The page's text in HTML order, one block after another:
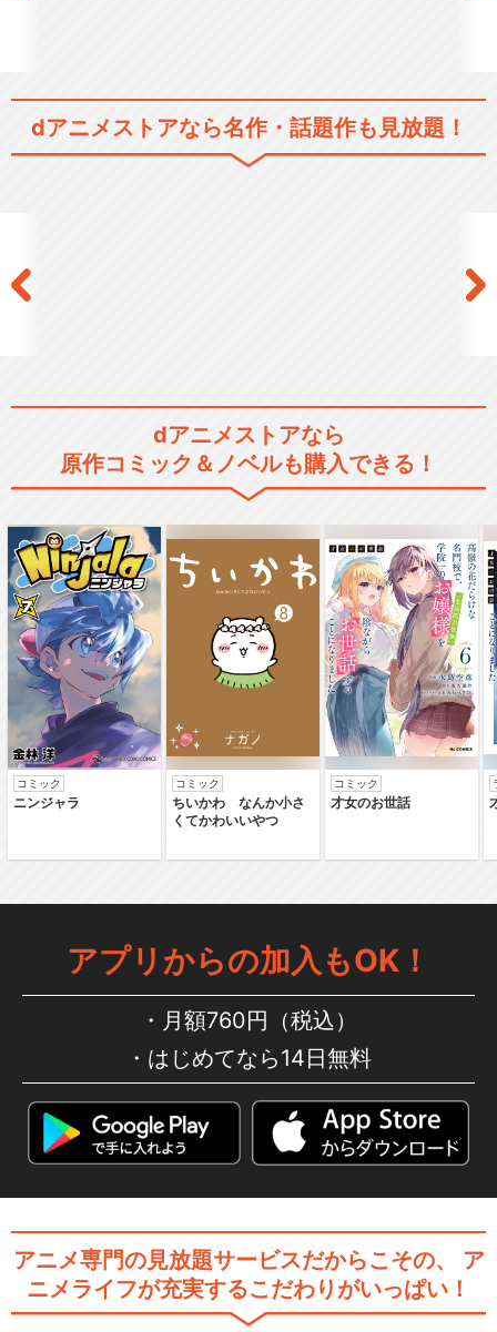
テレビアニメ「鬼滅の刃」無
限列車編
稽古編
中高一貫！！キメツ学園物語
「鬼滅の刃」スペシャルイベ
ント～鬼滅の宴～
舞台「鬼滅の刃」其ノ弐 絆
舞台「鬼滅の刃」其ノ参 無限
dアニメストアなら名作・話題作も見放題！
dアニメストアなら
原作コミック＆ノベルも購入できる！
コミック
ニンジャラ
コミック
ちいかわ なんか小さ
くてかわいいやつ
コミック
才女のお世話
アプリからの加入もOK！
月額760円（税込）
はじめてなら14日無料
アニメ専門の見放題サービスだからこその、
ア
ニメライフが充実するこだわりがいっぱい！